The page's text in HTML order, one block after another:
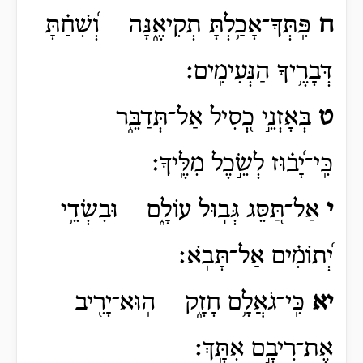
ח פִּֽתְּךָ־אָכַ֥לְתָּ תְקִיאֶ֑נָּה וְ֝שִׁחַ֗תָּ
דְּבָרֶ֥יךָ הַנְּעִימִֽים׃
ט בְּאָזְנֵ֣י כְ֭סִיל אַל־תְּדַבֵּ֑ר
כִּֽי־יָ֝ב֗וּז לְשֵׂ֣כֶל מִלֶּֽיךָ׃
י אַל־תַּ֭סֵּג גְּב֣וּל עוֹלָ֑ם וּבִשְׂדֵ֥י
יְ֝תוֹמִ֗ים אַל־תָּבֹֽא׃
יא כִּֽי־גֹאֲלָ֥ם חָזָ֑ק הֽוּא־יָרִ֖יב
אֶת־רִיבָ֣ם אִתָּֽךְ׃